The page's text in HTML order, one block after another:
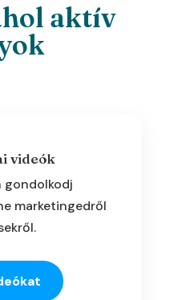
aktív
videók
gondolkodj
marketingedről